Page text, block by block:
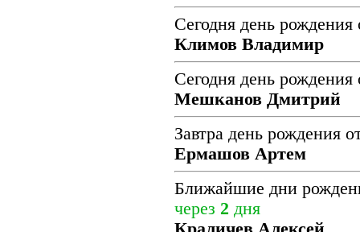
Сегодня день рождения
Климов Владимир
Сегодня день рождения
Мешканов Дмитрий
Завтра день рождения
Ермашов Артем
Ближайшие дни
через 2 дня